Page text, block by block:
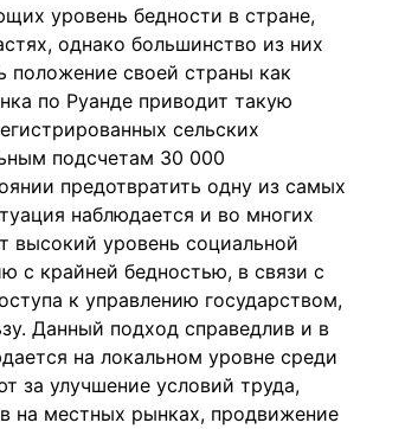
уровень бедности в стране,
однако большинство из них
положение своей страны как
по Руанде приводит такую
сельских
подсчетам 30 000
предотвратить одну из самых
наблюдается и во многих
высокий уровень социальной
с крайней бедностью, в связи с
к управлению государством,
Данный подход справедлив и в
на локальном уровне среди
за улучшение условий труда,
на местных рынках, продвижение